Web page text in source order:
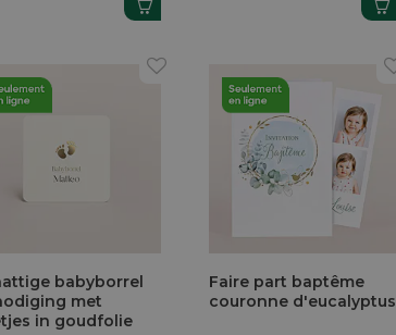
babyborrel
met
in goudfolie
Faire part baptême
couronne d'eucalyptus